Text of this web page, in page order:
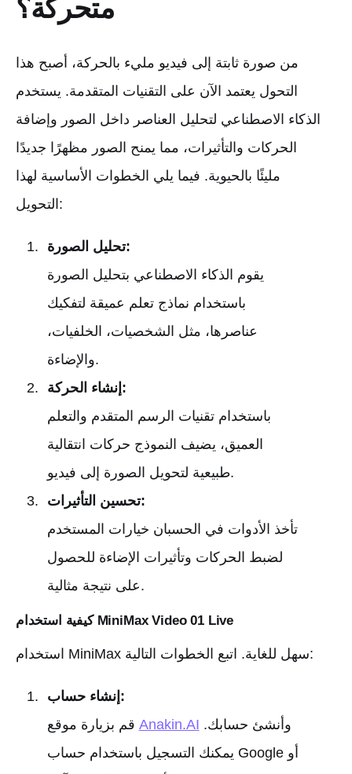
متحركة؟
من صورة ثابتة إلى فيديو مليء بالحركة، أصبح هذا
التحول يعتمد الآن على التقنيات المتقدمة. يستخدم
الذكاء الاصطناعي لتحليل العناصر داخل الصور وإضافة
الحركات والتأثيرات، مما يمنح الصور مظهرًا جديدًا
مليئًا بالحيوية. فيما يلي الخطوات الأساسية لهذا
التحويل:
تحليل الصورة:
يقوم الذكاء الاصطناعي بتحليل الصورة
باستخدام نماذج تعلم عميقة لتفكيك
عناصرها، مثل الشخصيات، الخلفيات،
والإضاءة.
إنشاء الحركة:
باستخدام تقنيات الرسم المتقدم والتعلم
العميق، يضيف النموذج حركات انتقالية
طبيعية لتحويل الصورة إلى فيديو.
تحسين التأثيرات:
تأخذ الأدوات في الحسبان خيارات المستخدم
لضبط الحركات وتأثيرات الإضاءة للحصول
على نتيجة مثالية.
كيفية استخدام MiniMax Video 01 Live
استخدام MiniMax سهل للغاية. اتبع الخطوات التالية:
إنشاء حساب:
Anakin.AI
يمكنك التسجيل باستخدام حساب Google أو